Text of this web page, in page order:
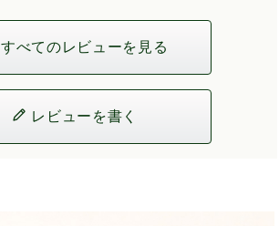
すべてのレビューを見る
レビューを書く